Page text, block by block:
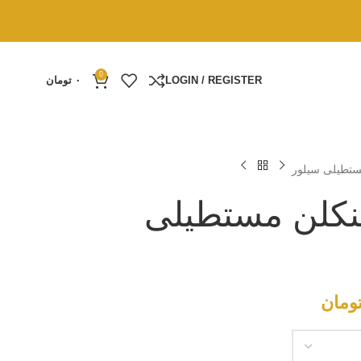
LOGIN / REGISTER
0
۰ تومان
سیلور
مستطیلی